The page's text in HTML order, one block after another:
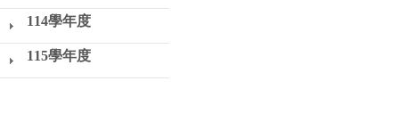
114學年度
115學年度